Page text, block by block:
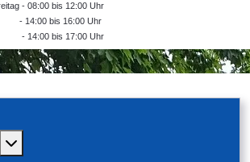
- 08:00 bis 12:00 Uhr
bis 16:00 Uhr
- 14:00 bis 17:00 Uhr
Weitere Informationen: Bau und Planung